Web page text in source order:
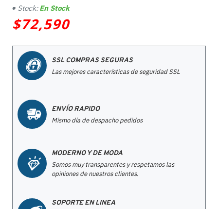
$72,590
Stock: En Stock
SSL COMPRAS SEGURAS
Las mejores características de seguridad SSL
ENVÍO RAPIDO
Mismo día de despacho pedidos
MODERNO Y DE MODA
Somos muy transparentes y respetamos las
opiniones de nuestros clientes.
SOPORTE EN LINEA